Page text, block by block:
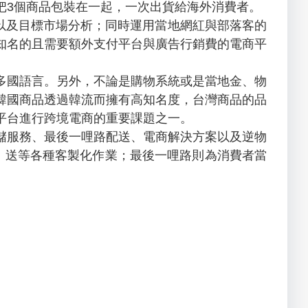
個商品包裝在一起，一次出貨給海外消費者。
目標市場分析；同時運用當地網紅與部落客的
的且需要額外支付平台與廣告行銷費的電商平
語言。另外，不論是購物系統或是當地金、物
商品透過韓流而擁有高知名度，台灣商品的品
進行跨境電商的重要課題之一。
務、最後一哩路配送、電商解決方案以及逆物
等各種客製化作業；最後一哩路則為消費者當